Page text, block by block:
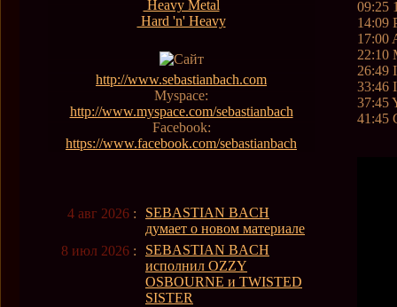
Heavy Metal
Hard 'n' Heavy
http://www.sebastianbach.com
Myspace:
http://www.myspace.com/sebastianbach
Facebook:
https://www.facebook.com/sebastianbach
4 авг 2026 :
SEBASTIAN BACH
думает о новом материале
8 июл 2026 :
SEBASTIAN BACH
исполнил OZZY
OSBOURNE и TWISTED
SISTER
09:25
14:09
17:00
22:10
26:49
33:46
37:45
41:45